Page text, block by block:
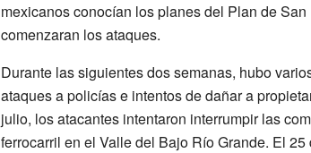
mexicanos conocían los planes del Plan de
comenzaran los ataques.
Durante las siguientes dos semanas, hubo
ataques a policías e intentos de dañar a
julio, los atacantes intentaron interrumpir las
ferrocarril en el Valle del Bajo Río Grande. El